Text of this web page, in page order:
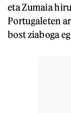
eta Zumaia
Portugaleten
bost ziaboga